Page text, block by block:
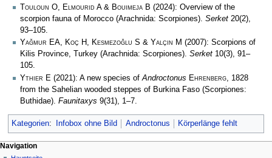
Touloun O, Elmourid A & Bouimeja B (2024): Overview of the
scorpion fauna of Morocco (Arachnida: Scorpiones). Serket 20(2),
93–105.
Yağmur EA, Koç H, Kesmezoğlu S & Yalçın M (2007): Scorpions of
Kilis Province, Turkey (Arachnida: Scorpiones). Serket 10(3), 91–
105.
Ythier E (2021): A new species of Androctonus Ehrenberg , 1828
from the Sahelian wooded steppes of Burkina Faso (Scorpiones:
Buthidae). Faunitaxys 9(31), 1–7.
Kategorien: Infobox ohne Bild Androctonus Körperlänge fehlt
Navigation